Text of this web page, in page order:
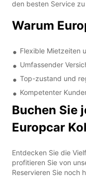
den besten Service
Warum
Flexible Mietzeiten
Umfassender
Top-zustand und
Kompetenter
Buchen Sie
Europcar
Entdecken Sie die
profitieren Sie von
Reservieren Sie noch